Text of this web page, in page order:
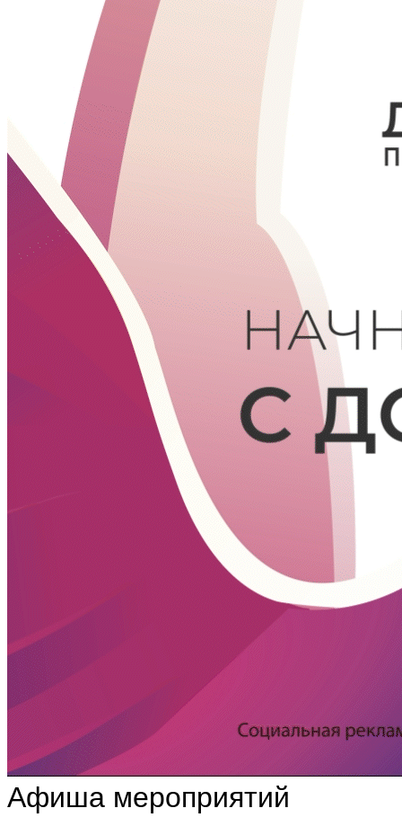
Афиша мероприятий